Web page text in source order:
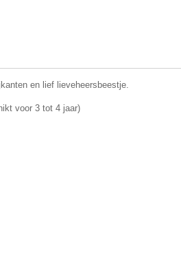
en lief lieveheersbeestje.
voor 3 tot 4 jaar)